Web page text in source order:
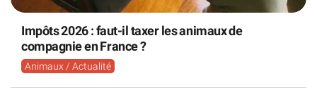
Impôts 2026 : faut-il taxer les animaux de
compagnie en France ?
Animaux / Actualité